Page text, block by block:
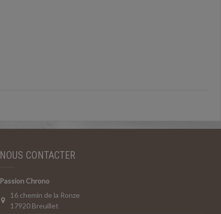
NOUS CONTACTER
Passion Chrono
16 chemin de la Ronze
17920 Breuillet